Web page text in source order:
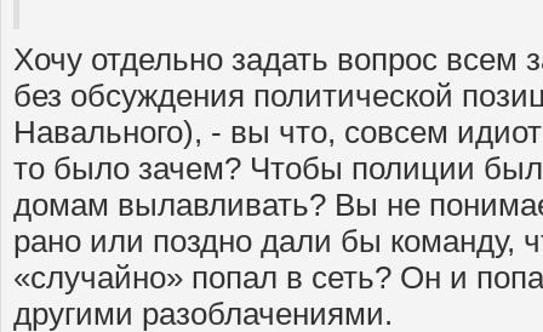
Хочу отдельно задать вопрос всем
без обсуждения политической
Навального), - вы что, совсем
то было зачем? Чтобы полиции
домам вылавливать? Вы не
рано или поздно дали бы команду,
«случайно» попал в сеть? Он и
другими разоблачениями.